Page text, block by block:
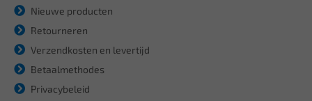
Nieuwe producten
Retourneren
Verzendkosten en levertijd
Betaalmethodes
Privacybeleid